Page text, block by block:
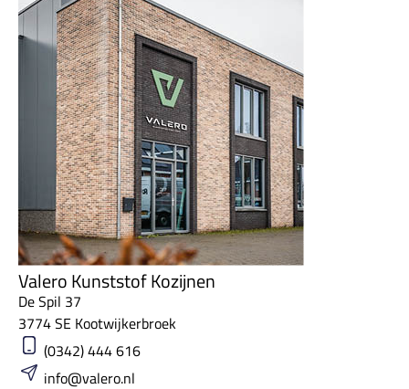
Valero Kunststof Kozijnen
De Spil 37
3774 SE Kootwijkerbroek
(0342) 444 616
info@valero.nl